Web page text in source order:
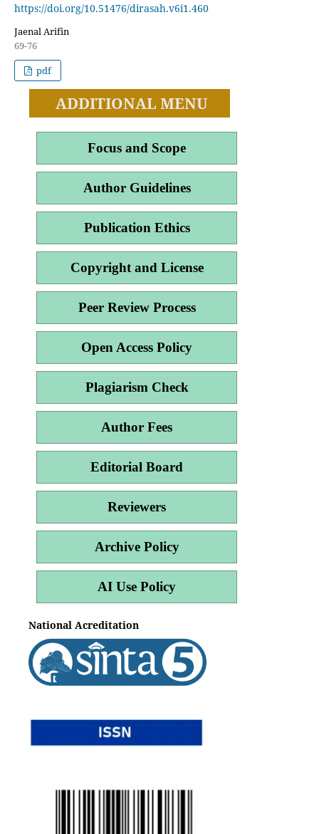
https://doi.org/10.51476/dirasah.v6i1.460
Jaenal Arifin
69-76
pdf
ADDITIONAL MENU
Focus and Scope
Author Guidelines
Publication Ethics
Copyright and License
Peer Review Process
Open Access Policy
Plagiarism Check
Author Fees
Editorial Board
Reviewers
Archive Policy
AI Use Policy
National Acreditation